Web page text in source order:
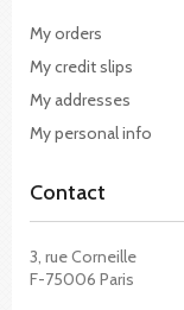
My orders
My credit slips
My addresses
My personal info
Contact
3, rue Corneille
F-75006 Paris